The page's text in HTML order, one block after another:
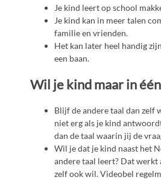
Je kind leert op school
Je kind kan in meer talen
familie en vrienden.
Het kan later heel handig
een baan.
Wil je kind maar in
Blijf de andere taal dan zelf
niet erg als je kind
dan de taal waarin jij de
Wil je dat je kind naast het
andere taal leert? Dat werkt
zelf ook wil. Videobel